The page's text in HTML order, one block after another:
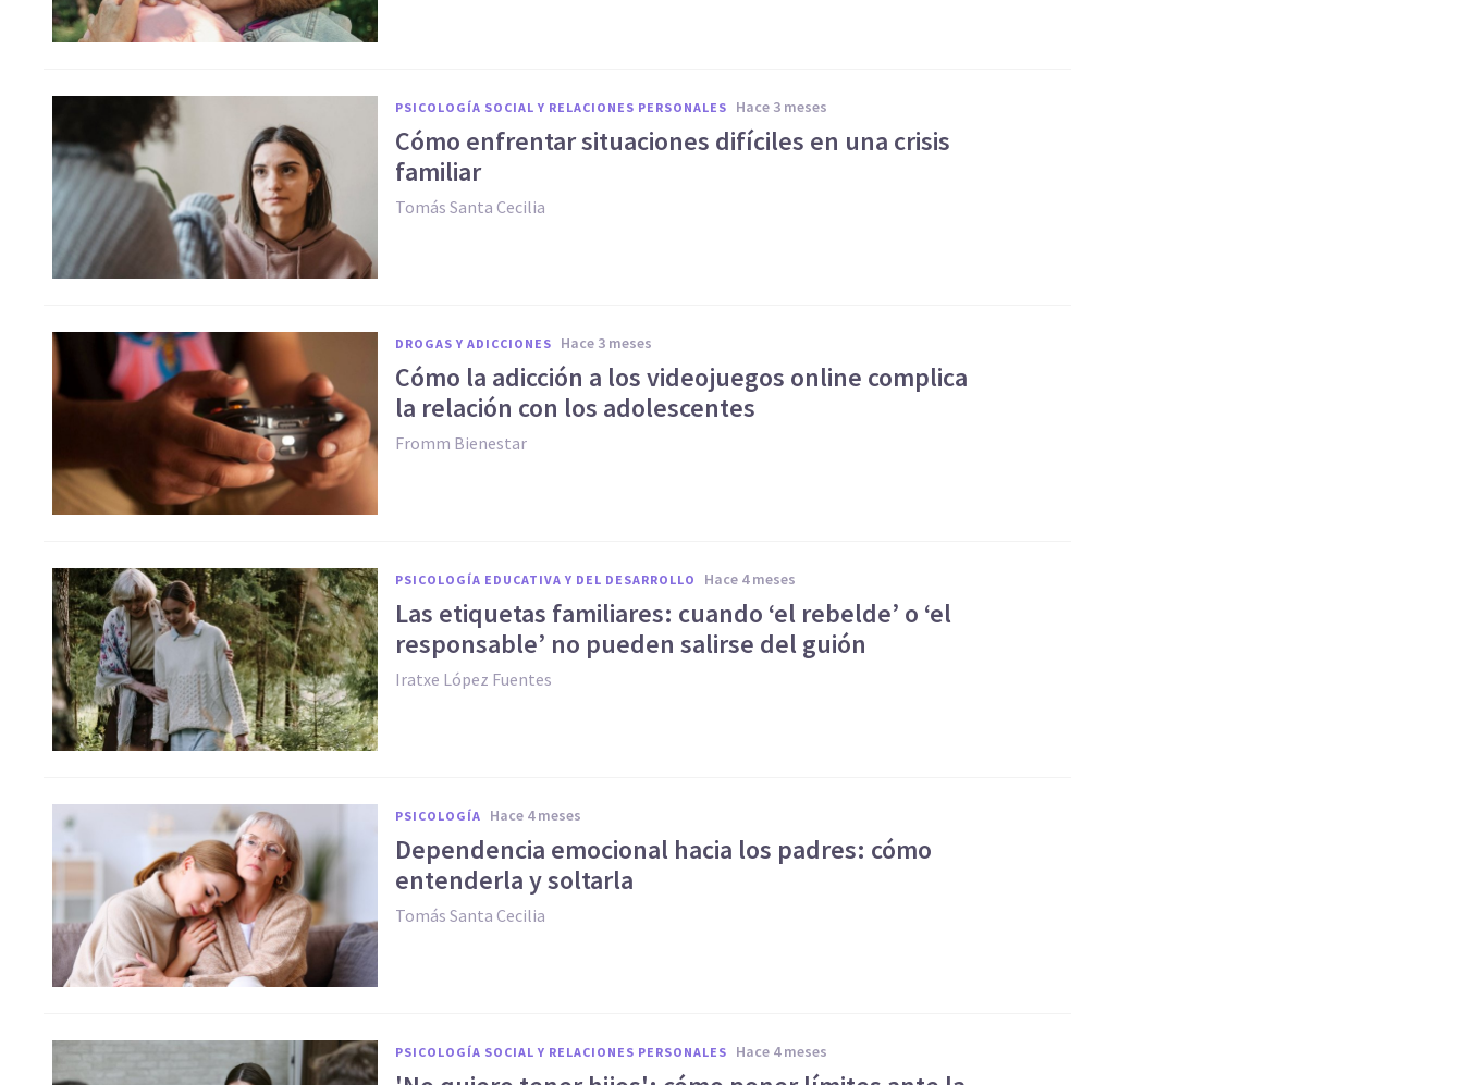
PSICOLOGÍA SOCIAL Y RELACIONES PERSONALES hace 3 meses
Cómo enfrentar situaciones difíciles en una crisis
familiar
Tomás Santa Cecilia
DROGAS Y ADICCIONES hace 3 meses
Cómo la adicción a los videojuegos online complica
la relación con los adolescentes
Fromm Bienestar
PSICOLOGÍA EDUCATIVA Y DEL DESARROLLO hace 4 meses
Las etiquetas familiares: cuando ‘el rebelde’ o ‘el
responsable’ no pueden salirse del guión
Iratxe López Fuentes
PSICOLOGÍA hace 4 meses
Dependencia emocional hacia los padres: cómo
entenderla y soltarla
Tomás Santa Cecilia
PSICOLOGÍA SOCIAL Y RELACIONES PERSONALES hace 4 meses